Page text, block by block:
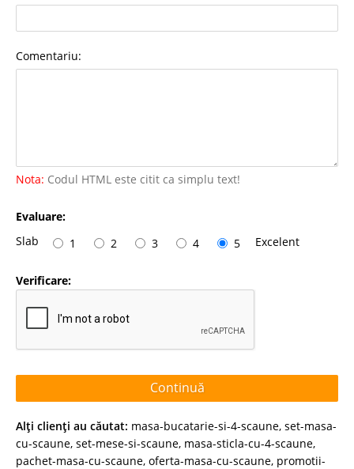
Comentariu:
Nota: Codul HTML este citit ca simplu text!
Evaluare:
Slab
1 2 3 4 5 Excelent
Verificare:
Continuă
Alţi clienţi au căutat: masa-bucatarie-si-4-scaune, set-masa-
cu-scaune, set-mese-si-scaune, masa-sticla-cu-4-scaune,
pachet-masa-cu-scaune, oferta-masa-cu-scaune, promotii-